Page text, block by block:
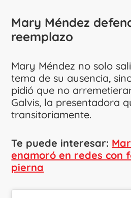
Mary Méndez
reemplazo
Mary Méndez no solo
tema de su ausencia,
pidió que no
Galvis, la presentadora
transitoriamente.
Te puede interesar:
enamoró en redes con
pierna